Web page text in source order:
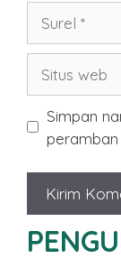
web
Simpan